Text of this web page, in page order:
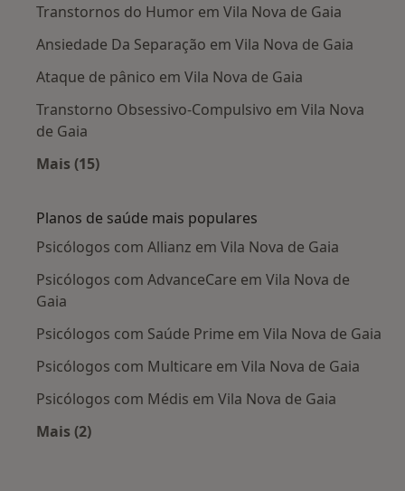
Transtornos do Humor em Vila Nova de Gaia
Ansiedade Da Separação em Vila Nova de Gaia
Ataque de pânico em Vila Nova de Gaia
Transtorno Obsessivo-Compulsivo em Vila Nova
de Gaia
Mais (15)
Planos de saúde mais populares
Psicólogos com Allianz em Vila Nova de Gaia
Psicólogos com AdvanceCare em Vila Nova de
Gaia
Psicólogos com Saúde Prime em Vila Nova de Gaia
Psicólogos com Multicare em Vila Nova de Gaia
Psicólogos com Médis em Vila Nova de Gaia
Mais (2)